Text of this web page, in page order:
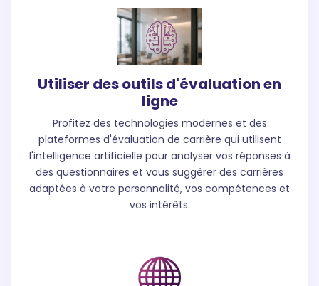
Utiliser des outils d'évaluation en
ligne
Profitez des technologies modernes et des
plateformes d'évaluation de carrière qui utilisent
l'intelligence artificielle pour analyser vos réponses à
des questionnaires et vous suggérer des carrières
adaptées à votre personnalité, vos compétences et
vos intérêts.